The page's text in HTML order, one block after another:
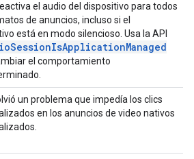
el audio del dispositivo para todos
de anuncios, incluso si el
está en modo silencioso. Usa la API
el comportamiento
un problema que impedía los clics
en los anuncios de video nativos